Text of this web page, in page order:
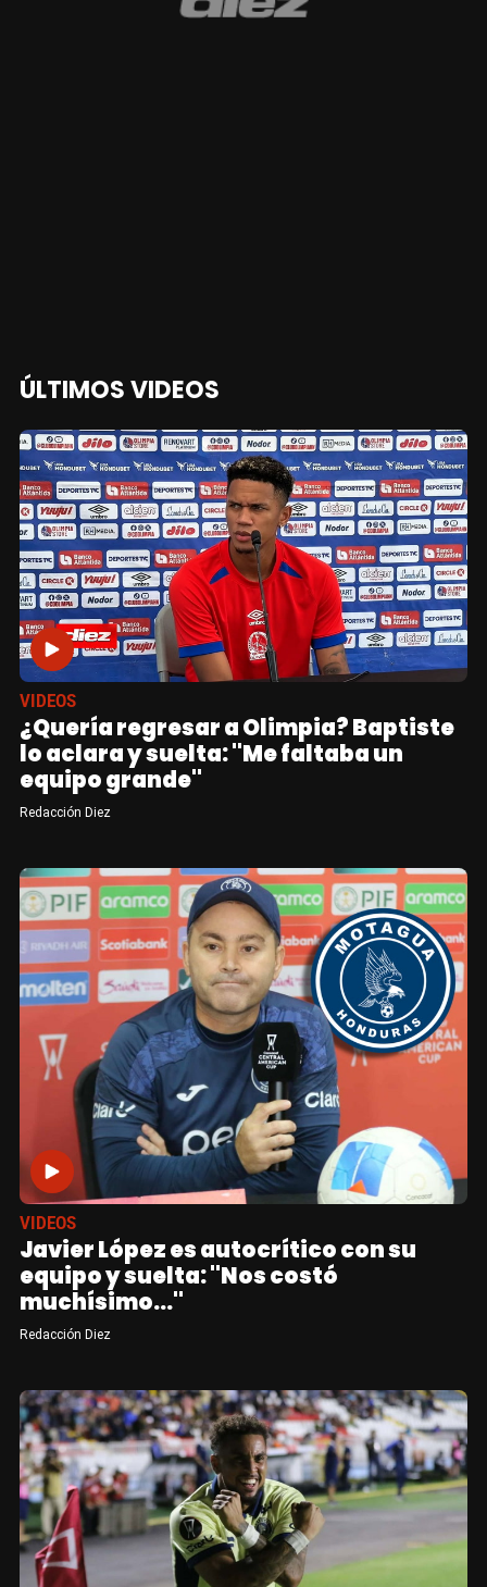
ÚLTIMOS VIDEOS
VIDEOS
¿Quería regresar a Olimpia? Baptiste
lo aclara y suelta: "Me faltaba un
equipo grande"
Redacción Diez
VIDEOS
Javier López es autocrítico con su
equipo y suelta: "Nos costó
muchísimo..."
Redacción Diez